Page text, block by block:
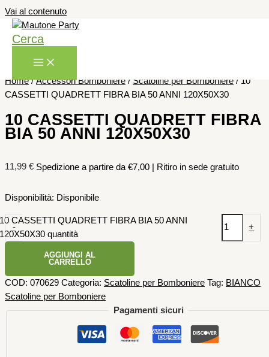
Vai al contenuto
Cerca
Home/Accessori Bomboniere / Scatoline per Bomboniere / 10
CASSETTI QUADRETT FIBRA BIA 50 ANNI 120X50X30
10 CASSETTI QUADRETT FIBRA
BIA 50 ANNI 120X50X30
11,99 € Spedizione a partire da €7,00 | Ritiro in sede gratuito
Disponibilità: Disponibile
-
10 CASSETTI QUADRETT FIBRA BIA 50 ANNI
120X50X30 quantità
+
AGGIUNGI AL
CARRELLO
COD: 070629 Categoria: Scatoline per Bomboniere Tag: BIANCO
Scatoline per Bomboniere
Pagamenti sicuri